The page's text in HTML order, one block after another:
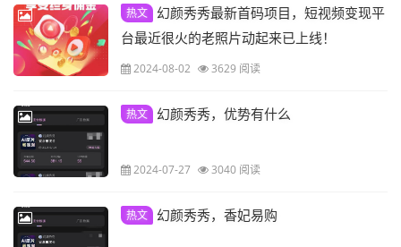
热文
幻颜秀秀最新首码项目，短视频变现平
台最近很火的老照片动起来已上线！
2024-08-02 3629 阅读
热文 幻颜秀秀，优势有什么
2024-07-27 3040 阅读
热文 幻颜秀秀，香妃易购